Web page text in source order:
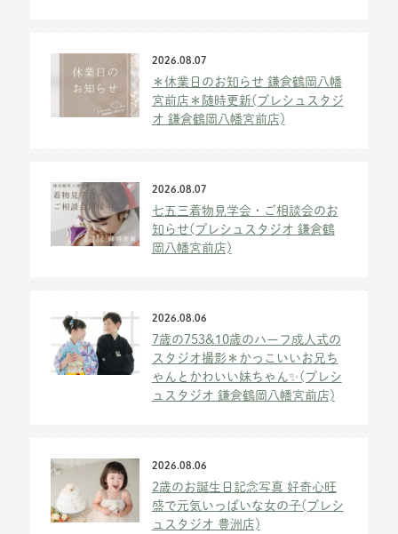
2026.08.07
＊休業日のお知らせ 鎌倉鶴岡八幡
宮前店＊随時更新(プレシュスタジ
オ 鎌倉鶴岡八幡宮前店)
2026.08.07
七五三着物見学会・ご相談会のお
知らせ(プレシュスタジオ 鎌倉鶴
岡八幡宮前店)
2026.08.06
7歳の753&10歳のハーフ成人式の
スタジオ撮影＊かっこいいお兄ち
ゃんとかわいい妹ちゃん✨(プレシ
ュスタジオ 鎌倉鶴岡八幡宮前店)
2026.08.06
2歳のお誕生日記念写真 好奇心旺
盛で元気いっぱいな女の子(プレシ
ュスタジオ 豊洲店)